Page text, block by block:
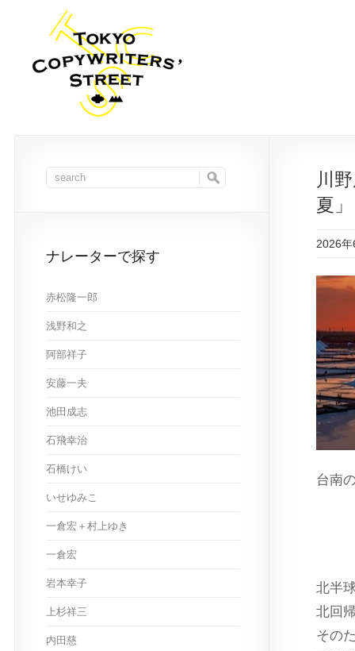
川
夏」
2026
台南
北半
北回
その
ナレーターで探す
赤松隆一郎
浅野和之
阿部祥子
安藤一夫
池田成志
石飛幸治
石橋けい
いせゆみこ
一倉宏＋村上ゆき
一倉宏
岩本幸子
上杉祥三
内田慈